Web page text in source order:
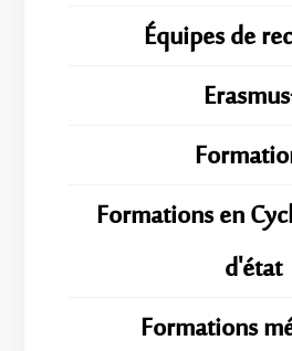
Équipes de
Formations en
d'état
Formations